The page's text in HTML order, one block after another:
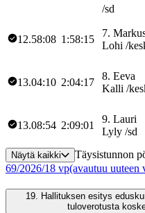
/sd
12.58:08 1:58:15
7.
Lohi /
13.04:10 2:04:17
8. Eeva
Kalli /
13.08:54 2:09:01
9. Lauri
Lyly /sd
Näytä kaikki Täysistunnon
69/2026/18 vp(avautuu uuteen
19. Hallituksen esitys
tuloverotusta